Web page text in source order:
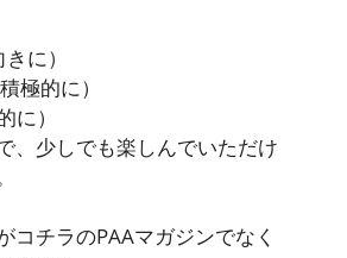
きに）
積極的に）
に）
、少しでも楽しんでいただけ
コチラのPAAマガジンでなく